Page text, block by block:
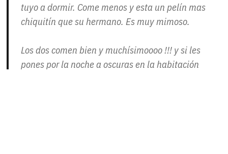
tuyo a dormir. Come menos y esta un pelín mas
chiquitín que su hermano. Es muy mimoso.
Los dos comen bien y muchísimoooo !!! y si les
pones por la noche a oscuras en la habitación